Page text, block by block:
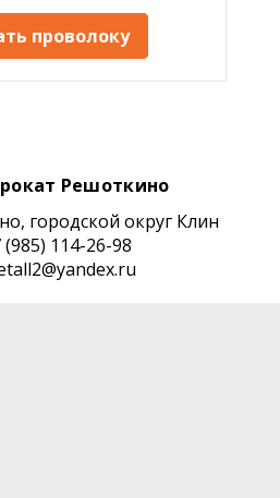
проволоку
Решоткино
городской округ Клин
(985) 114-26-98